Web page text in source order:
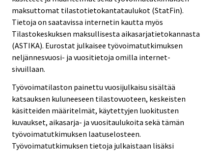
maksuttomat tilastotietokantataulukot (StatFin).
Tietoja on saatavissa internetin kautta myös
Tilastokeskuksen maksullisesta aikasarjatietokannasta
(ASTIKA). Eurostat julkaisee työvoimatutkimuksen
neljännesvuosi- ja vuositietoja omilla internet-
sivuillaan.
Työvoimatilaston painettu vuosijulkaisu sisältää
katsauksen kuluneeseen tilastovuoteen, keskeisten
käsitteiden määritelmät, käytettyjen luokitusten
kuvaukset, aikasarja- ja vuositaulukoita sekä tämän
työvoimatutkimuksen laatuselosteen.
Työvoimatutkimuksen tietoja julkaistaan lisäksi